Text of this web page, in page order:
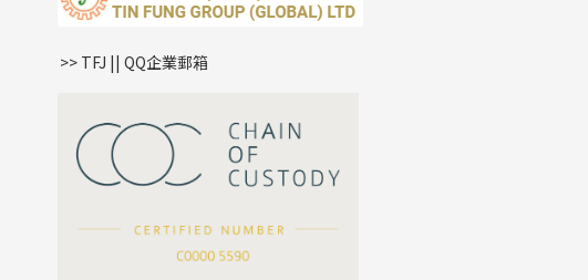
*你的名字
公司名稱
>> TFJ || QQ企業郵箱